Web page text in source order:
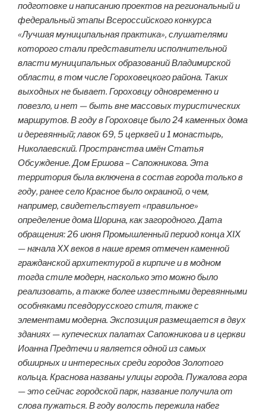
подготовке и написанию проектов на региональный и
федеральный этапы Всероссийского конкурса
«Лучшая муниципальная практика», слушателями
которого стали представители исполнительной
власти муниципальных образований Владимирской
области, в том числе Гороховецкого района. Таких
выходных не бывает. Гороховцу одновременно и
повезло, и нет — быть вне массовых туристических
маршрутов. В году в Гороховце было 24 каменных дома
и деревянный; лавок 69, 5 церквей и 1 монастырь,
Николаевский. Пространства имён Статья
Обсуждение. Дом Ершова – Сапожникова. Эта
территория была включена в состав города только в
году, ранее село Красное было окраиной, о чем,
например, свидетельствует «правильное»
определение дома Шорина, как загородного. Дата
обращения: 26 июня Промышленный период конца XIX
— начала XX веков в наше время отмечен каменной
гражданской архитектурой в кирпиче и в модном
тогда стиле модерн, насколько это можно было
реализовать, а также более известными деревянными
особняками псевдорусского стиля, также с
элементами модерна. Экспозиция размещается в двух
зданиях — купеческих палатах Сапожникова и в церкви
Иоанна Предтечи и является одной из самых
обширных и интересных среди городов Золотого
кольца. Краснова названы улицы города. Пужалова гора
— это сейчас городской парк, название получила от
слова пужаться. В году волость пережила набег